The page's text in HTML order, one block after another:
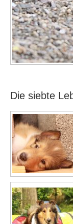
Die siebte